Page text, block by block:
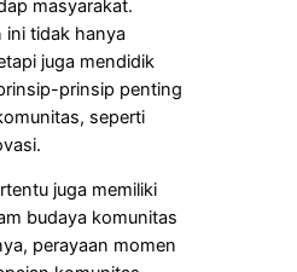
masyarakat.
ini tidak hanya
juga mendidik
prinsip penting
seperti
juga memiliki
budaya komunitas
perayaan momen